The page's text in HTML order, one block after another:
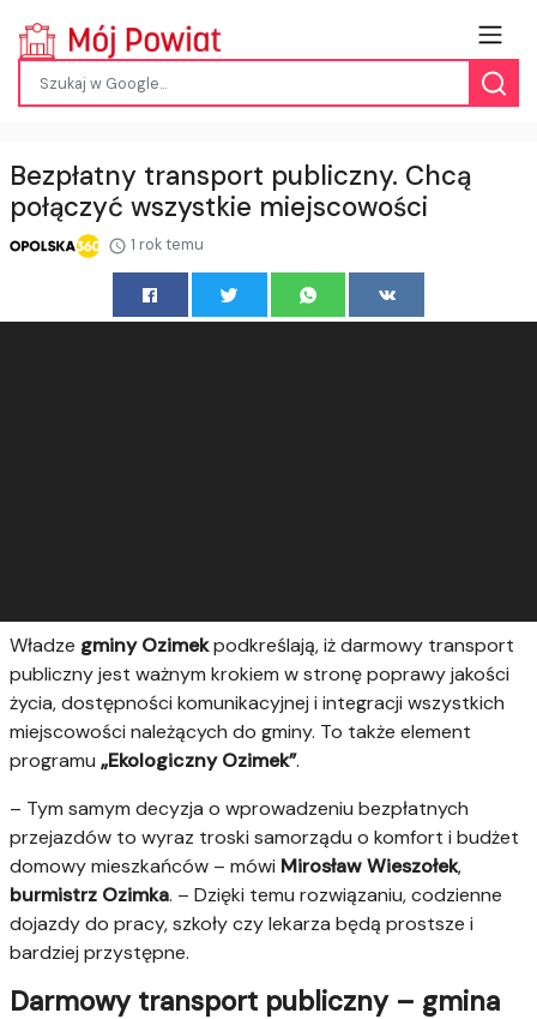
Bezpłatny transport publiczny. Chcą
połączyć wszystkie miejscowości
1 rok temu
Władze gminy Ozimekpodkreślają, iż darmowy transport
publiczny jest ważnym krokiem w stronę poprawy jakości
życia, dostępności komunikacyjnej i integracji wszystkich
miejscowości należących do gminy. To także element
programu „Ekologiczny Ozimek”.
– Tym samym decyzja o wprowadzeniu bezpłatnych
przejazdów to wyraz troski samorządu o komfort i budżet
domowy mieszkańców – mówi Mirosław Wieszołek,
burmistrz Ozimka. – Dzięki temu rozwiązaniu, codzienne
dojazdy do pracy, szkoły czy lekarza będą prostsze i
bardziej przystępne.
Darmowy transport publiczny – gmina